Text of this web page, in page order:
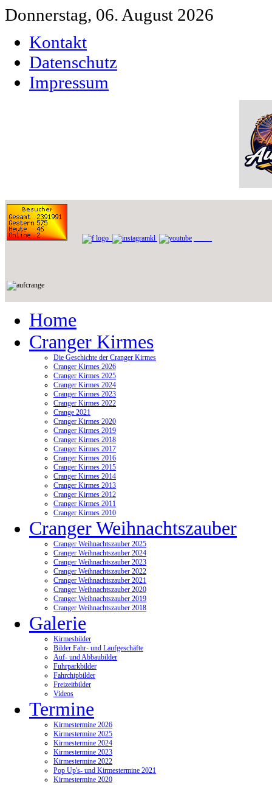
Donnerstag, 06. August 2026
Kontakt
Datenschutz
Impressum
Home
Cranger Kirmes
Die Geschichte der Cranger Kirmes
Cranger Kirmes 2026
Cranger Kirmes 2025
Cranger Kirmes 2024
Cranger Kirmes 2023
Cranger Kirmes 2022
Crange 2021
Cranger Kirmes 2020
Cranger Kirmes 2019
Cranger Kirmes 2018
Cranger Kirmes 2017
Cranger Kirmes 2016
Cranger Kirmes 2015
Cranger Kirmes 2014
Cranger Kirmes 2013
Cranger Kirmes 2012
Cranger Kirmes 2011
Cranger Kirmes 2010
Cranger Weihnachtszauber
Cranger Weihnachtszauber 2025
Cranger Weihnachtszauber 2024
Cranger Weihnachtszauber 2023
Cranger Weihnachtszauber 2022
Cranger Weihnachtszauber 2021
Cranger Weihnachtszauber 2020
Cranger Weihnachtszauber 2019
Cranger Weihnachtszauber 2018
Galerie
Kirmesbilder
Bilder Fahr- und Laufgeschäfte
Auf- und Abbaubilder
Fuhrparkbilder
Fahrchipbilder
Freizeitbilder
Videos
Termine
Kirmestermine 2026
Kirmestermine 2025
Kirmestermine 2024
Kirmestermine 2023
Kirmestermine 2022
Pop Up's- und Kirmestermine 2021
Kirmestermine 2020